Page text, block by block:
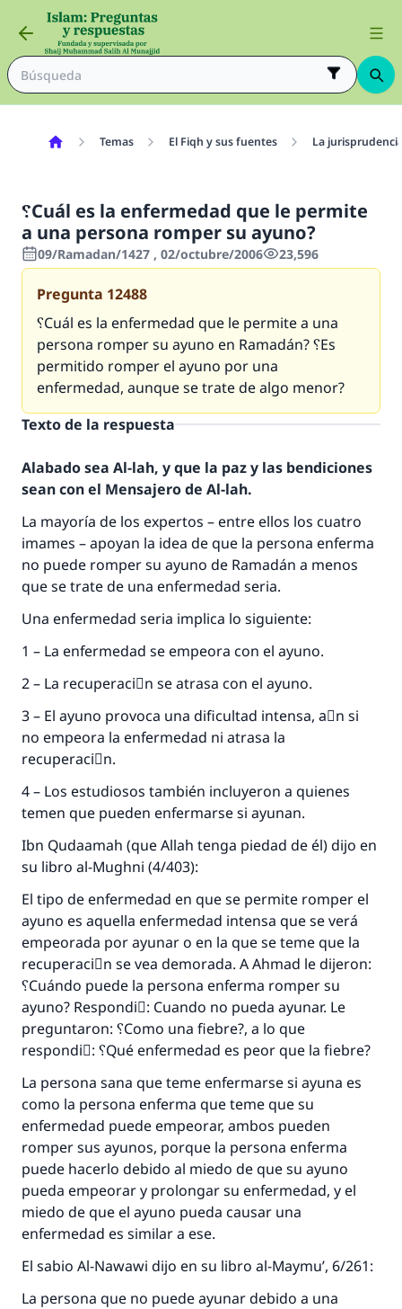
Temas El Fiqh y sus fuentes La
؟Cuál es la enfermedad que le permite
a una persona romper su ayuno?
09/Ramadan/1427 , 02/octubre/2006 23,596
Pregunta 12488
؟Cuál es la enfermedad que le permite a una
persona romper su ayuno en Ramadán? ؟Es
permitido romper el ayuno por una
enfermedad, aunque se trate de algo menor?
Texto de la respuesta
Alabado sea Al-lah, y que la paz y las bendiciones
sean con el Mensajero de Al-lah.
La mayoría de los expertos – entre ellos los cuatro
imames – apoyan la idea de que la persona enferma
no puede romper su ayuno de Ramadán a menos
que se trate de una enfermedad seria.
Una enfermedad seria implica lo siguiente:
1 – La enfermedad se empeora con el ayuno.
2 – La recuperaciَn se atrasa con el ayuno.
3 – El ayuno provoca una dificultad intensa, aْn si
no empeora la enfermedad ni atrasa la
recuperaciَn.
4 – Los estudiosos también incluyeron a quienes
temen que pueden enfermarse si ayunan.
Ibn Qudaamah (que Allah tenga piedad de él) dijo en
su libro al-Mughni (4/403):
El tipo de enfermedad en que se permite romper el
ayuno es aquella enfermedad intensa que se verá
empeorada por ayunar o en la que se teme que la
recuperaciَn se vea demorada. A Ahmad le dijeron:
؟Cuándo puede la persona enferma romper su
ayuno? Respondiَ: Cuando no pueda ayunar. Le
preguntaron: ؟Como una fiebre?, a lo que
respondiَ: ؟Qué enfermedad es peor que la fiebre?
La persona sana que teme enfermarse si ayuna es
como la persona enferma que teme que su
enfermedad puede empeorar, ambos pueden
romper sus ayunos, porque la persona enferma
puede hacerlo debido al miedo de que su ayuno
pueda empeorar y prolongar su enfermedad, y el
miedo de que el ayuno pueda causar una
enfermedad es similar a ese.
El sabio Al-Nawawi dijo en su libro al-Maymu’, 6/261:
La persona que no puede ayunar debido a una
La respuesta no. 110845 salvó un